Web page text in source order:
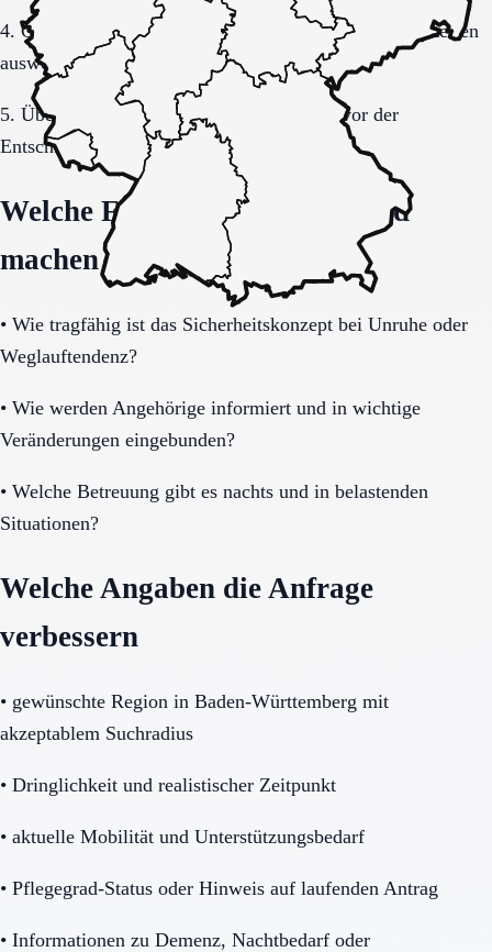
4. Gespräche und Besichtigungen mit festen Muss-Kriterien
auswerten.
5. Übergang, Kommunikation und Kosten vor der
Entscheidung vollständig klären.
Welche Fragen den Unterschied
machen
• Wie tragfähig ist das Sicherheitskonzept bei Unruhe oder
Weglauftendenz?
• Wie werden Angehörige informiert und in wichtige
Veränderungen eingebunden?
• Welche Betreuung gibt es nachts und in belastenden
Situationen?
Welche Angaben die Anfrage
verbessern
• gewünschte Region in Baden-Württemberg mit
akzeptablem Suchradius
• Dringlichkeit und realistischer Zeitpunkt
• aktuelle Mobilität und Unterstützungsbedarf
• Pflegegrad-Status oder Hinweis auf laufenden Antrag
• Informationen zu Demenz, Nachtbedarf oder